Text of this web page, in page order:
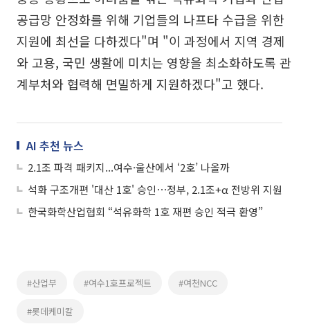
공급망 안정화를 위해 기업들의 나프타 수급을 위한
지원에 최선을 다하겠다"며 "이 과정에서 지역 경제
와 고용, 국민 생활에 미치는 영향을 최소화하도록 관
계부처와 협력해 면밀하게 지원하겠다"고 했다.
AI 추천 뉴스
2.1조 파격 패키지...여수·울산에서 ‘2호’ 나올까
석화 구조개편 '대산 1호' 승인⋯정부, 2.1조+α 전방위 지원
한국화학산업협회 “석유화학 1호 재편 승인 적극 환영”
#산업부 #여수1호프로젝트 #여천NCC
#롯데케미칼